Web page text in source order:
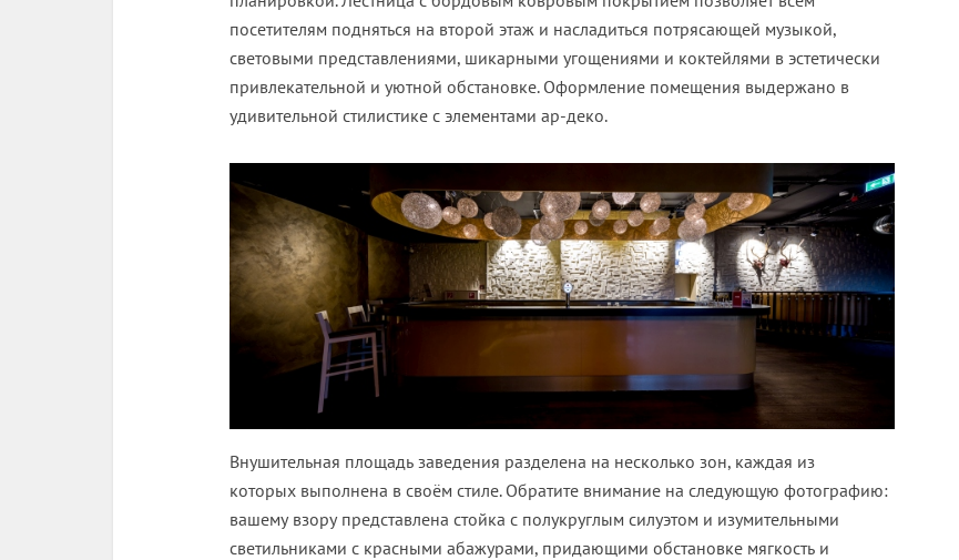
посетителям подняться на второй этаж и насладиться потрясающей музыкой,
световыми представлениями, шикарными угощениями и коктейлями в эстетически
привлекательной и уютной обстановке. Оформление помещения выдержано в
удивительной стилистике с элементами ар-деко.
Внушительная площадь заведения разделена на несколько зон, каждая из
которых выполнена в своём стиле. Обратите внимание на следующую фотографию:
вашему взору представлена стойка с полукруглым силуэтом и изумительными
светильниками с красными абажурами, придающими обстановке мягкость и